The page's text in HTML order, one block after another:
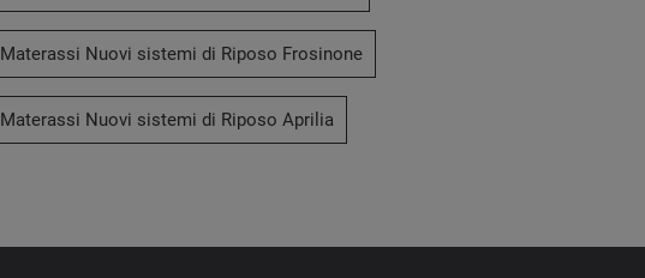
Materassi Nuovi sistemi di Riposo Frosinone
Materassi Nuovi sistemi di Riposo Aprilia